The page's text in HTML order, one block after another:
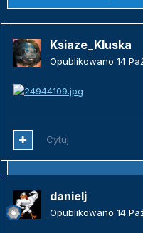
Ksiaze_Kluska
Opublikowano 14
Cytuj
danielj
Opublikowano 14